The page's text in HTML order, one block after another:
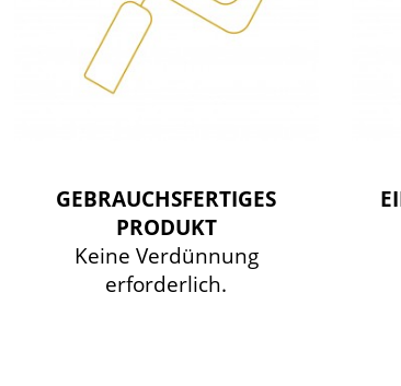
GEBRAUCHSFERTIGES
PRODUKT
Keine Verdünnung
erforderlich.